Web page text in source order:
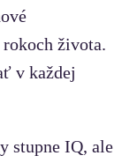
života.
v každej
stupne IQ, ale